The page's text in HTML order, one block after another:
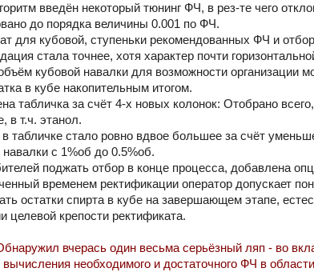
введён некоторый тюнинг ФЧ, в рез-те чего
до порядка величины 0.001 по ФЧ.
для кубовой, ступеньки рекомендованных ФЧ и
стала точнее, хотя характер почти
кубовой навалки для возможности организации
в кубе накопительным итогом.
табличка за счёт 4-х новых колонок: Отобрано
в т.ч. этанол.
в табличке стало ровно вдвое большее за счёт
навалки с 1%об до 0.5%об.
поджать отбор в конце процесса, добавлена
временем ректификации оператор допускает
остатки спирта в кубе на завершающем этапе,
целевой крепости ректификата.
вчерась один весьма серьёзный ляп - во
необходимого и достаточного ФЧ в